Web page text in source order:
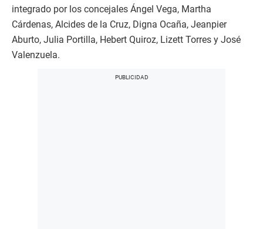
integrado por los concejales Ángel Vega, Martha
Cárdenas, Alcides de la Cruz, Digna Ocaña, Jeanpier
Aburto, Julia Portilla, Hebert Quiroz, Lizett Torres y José
Valenzuela.